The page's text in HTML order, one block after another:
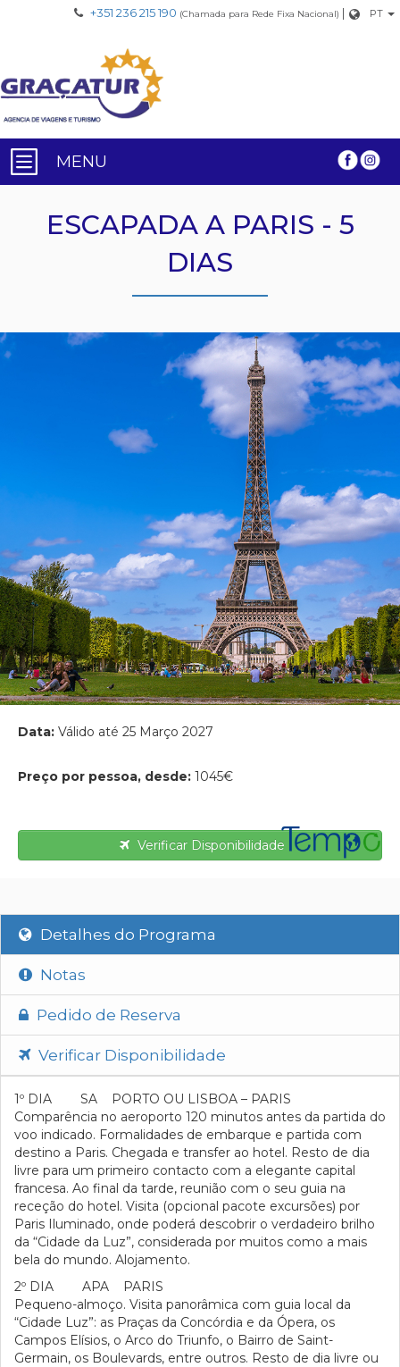
+351 236 215 190 (Chamada para Rede Fixa Nacional) | PT
MENU
ESCAPADA A PARIS - 5
DIAS
Data: Válido até 25 Março 2027
Preço por pessoa, desde: 1045€
Verificar Disponibilidade
Detalhes do Programa
Notas
Pedido de Reserva
Verificar Disponibilidade
1º DIA SA PORTO OU LISBOA – PARIS
Comparência no aeroporto 120 minutos antes da partida do
voo indicado. Formalidades de embarque e partida com
destino a Paris. Chegada e transfer ao hotel. Resto de dia
livre para um primeiro contacto com a elegante capital
francesa. Ao final da tarde, reunião com o seu guia na
receção do hotel. Visita (opcional pacote excursões) por
Paris Iluminado, onde poderá descobrir o verdadeiro brilho
da “Cidade da Luz”, considerada por muitos como a mais
bela do mundo. Alojamento.
2º DIA APA PARIS
Pequeno-almoço. Visita panorâmica com guia local da
“Cidade Luz”: as Praças da Concórdia e da Ópera, os
Campos Elísios, o Arco do Triunfo, o Bairro de Saint-
Germain, os Boulevards, entre outros. Resto de dia livre ou